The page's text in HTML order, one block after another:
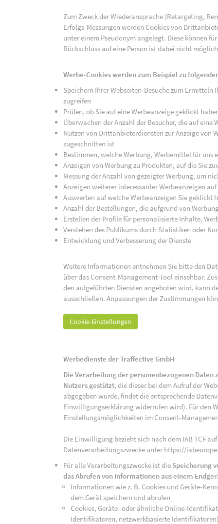
Zum Zweck der Wiederansprache (Retargeting,
Erfolgs-Messungen werden Cookies von
unter einem Pseudonym angelegt. Diese können
Rückschluss auf eine Person ist dabei nicht
Werbe-Cookies werden zum Beispiel zu
Speichern Ihrer Webseiten-Besuche zum
zugreifen
Prüfen, ob Sie auf eine Werbeanzeige geklickt
Überwachen der Anzahl der Besucher, die auf
Nutzen von Drittanbieterdiensten zur Anzeige von
zugeschnitten ist
Bestimmen, welche Werbung, Werbemittel für uns
Anzeigen von Werbung zu Produkten, auf die Sie
Messung der Anzahl von gezeigter Werbung, um
Anzeigen weiterer interessanter Werbeanzeigen
Auswerten auf welche Werbeanzeigen Sie geklickt
Anzahl der Bestellungen, die aufgrund von
Erstellen der Profile für personalisierte Inhalte,
Verstehen des Publikums durch Statistiken oder
Entwicklung und Verbesserung der Dienste
Weitere Informationen entnehmen Sie bitte den
über das Consent-Management-Tool einsehbar.
den aufgeführten Diensten angeboten wird, kann
ausschließen. Anpassungen der Zustimmungen
Cookie-Einstellungen
Werbedienste der Traffective GmbH
Die Verarbeitung der personenbezogenen
Nutzers gestützt, die dieser bei dem Aufruf der
abgegeben wurde, findet die entsprechende
Einwilligungserklärung widerrufen wird). Für den
Einstellungsmöglichkeiten im Consent-
Die Einwilligung bezieht sich nach dem IAB TCF
Datenverarbeitungszwecke unter https://
Für alle Verarbeitungszwecke ist die Speicherung
das Abrufen von Informationen aus einem
Informationen wie z. B. Cookies und Geräte-
dem Gerät speichern und abrufen
Cookies, Geräte- oder ähnliche Online-
Identifikatoren, netzwerkbasierte